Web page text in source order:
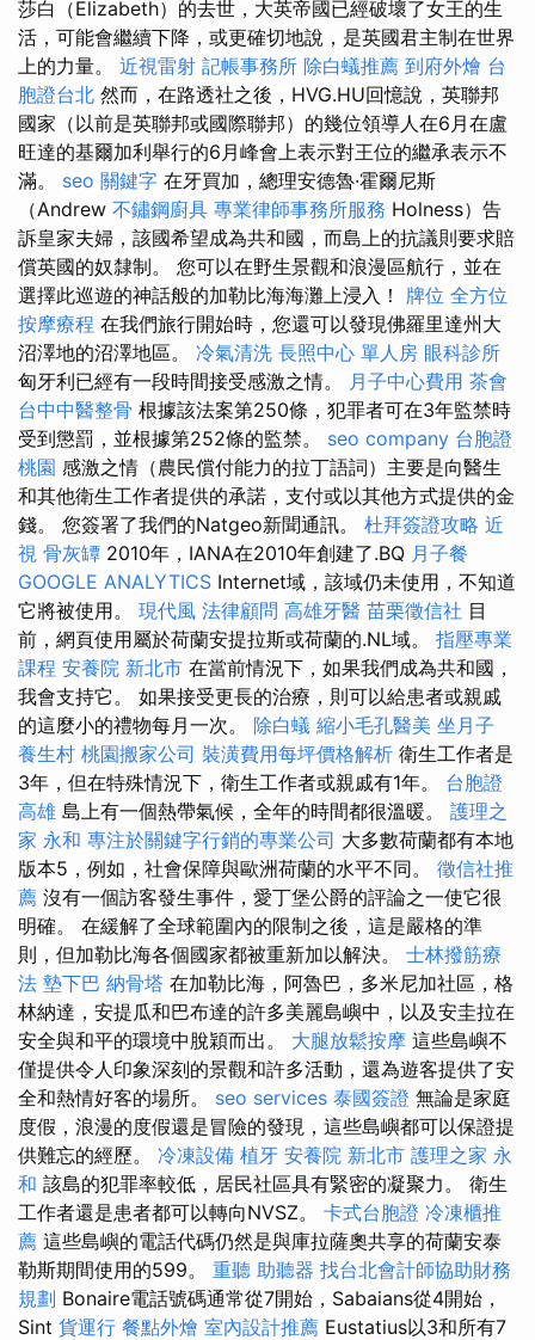
莎白（Elizabeth）的去世，大英帝國已經破壞了女王的生
活，可能會繼續下降，或更確切地說，是英國君主制在世界
上的力量。 近視雷射 記帳事務所 除白蟻推薦 到府外燴 台
胞證台北 然而，在路透社之後，HVG.HU回憶說，英聯邦
國家（以前是英聯邦或國際聯邦）的幾位領導人在6月在盧
旺達的基爾加利舉行的6月峰會上表示對王位的繼承表示不
滿。 seo 關鍵字 在牙買加，總理安德魯·霍爾尼斯
（Andrew 不鏽鋼廚具 專業律師事務所服務 Holness）告
訴皇家夫婦，該國希望成為共和國，而島上的抗議則要求賠
償英國的奴隸制。 您可以在野生景觀和浪漫區航行，並在
選擇此巡遊的神話般的加勒比海海灘上浸入！ 牌位 全方位
按摩療程 在我們旅行開始時，您還可以發現佛羅里達州大
沼澤地的沼澤地區。 冷氣清洗 長照中心 單人房 眼科診所
匈牙利已經有一段時間接受感激之情。 月子中心費用 茶會
台中中醫整骨 根據該法案第250條，犯罪者可在3年監禁時
受到懲罰，並根據第252條的監禁。 seo company 台胞證
桃園 感激之情（農民償付能力的拉丁語詞）主要是向醫生
和其他衛生工作者提供的承諾，支付或以其他方式提供的金
錢。 您簽署了我們的Natgeo新聞通訊。 杜拜簽證攻略 近
視 骨灰罈 2010年，IANA在2010年創建了.BQ 月子餐
GOOGLE ANALYTICS Internet域，該域仍未使用，不知道
它將被使用。 現代風 法律顧問 高雄牙醫 苗栗徵信社 目
前，網頁使用屬於荷蘭安提拉斯或荷蘭的.NL域。 指壓專業
課程 安養院 新北市 在當前情況下，如果我們成為共和國，
我會支持它。 如果接受更長的治療，則可以給患者或親戚
的這麼小的禮物每月一次。 除白蟻 縮小毛孔醫美 坐月子
養生村 桃園搬家公司 裝潢費用每坪價格解析 衛生工作者是
3年，但在特殊情況下，衛生工作者或親戚有1年。 台胞證
高雄 島上有一個熱帶氣候，全年的時間都很溫暖。 護理之
家 永和 專注於關鍵字行銷的專業公司 大多數荷蘭都有本地
版本5，例如，社會保障與歐洲荷蘭的水平不同。 徵信社推
薦 沒有一個訪客發生事件，愛丁堡公爵的評論之一使它很
明確。 在緩解了全球範圍內的限制之後，這是嚴格的準
則，但加勒比海各個國家都被重新加以解決。 士林撥筋療
法 墊下巴 納骨塔 在加勒比海，阿魯巴，多米尼加社區，格
林納達，安提瓜和巴布達的許多美麗島嶼中，以及安圭拉在
安全與和平的環境中脫穎而出。 大腿放鬆按摩 這些島嶼不
僅提供令人印象深刻的景觀和許多活動，還為遊客提供了安
全和熱情好客的場所。 seo services 泰國簽證 無論是家庭
度假，浪漫的度假還是冒險的發現，這些島嶼都可以保證提
供難忘的經歷。 冷凍設備 植牙 安養院 新北市 護理之家 永
和 該島的犯罪率較低，居民社區具有緊密的凝聚力。 衛生
工作者還是患者都可以轉向NVSZ。 卡式台胞證 冷凍櫃推
薦 這些島嶼的電話代碼仍然是與庫拉薩奧共享的荷蘭安泰
勒斯期間使用的599。 重聽 助聽器 找台北會計師協助財務
規劃 Bonaire電話號碼通常從7開始，Sabaians從4開始，
Sint 貨運行 餐點外燴 室內設計推薦 Eustatius以3和所有7